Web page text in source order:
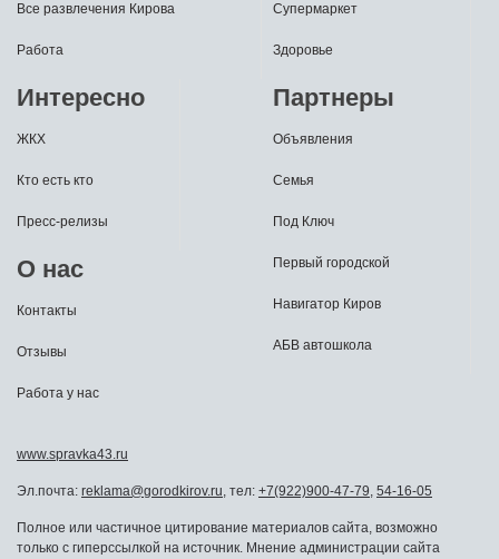
Все развлечения Кирова
Работа
Супермаркет
Здоровье
Интересно
ЖКХ
Кто есть кто
Пресс-релизы
О нас
Контакты
Отзывы
Работа у нас
Партнеры
Объявления
Семья
Под Ключ
Первый городской
Навигатор Киров
АБВ автошкола
www.spravka43.ru
Эл.почта: reklama@gorodkirov.ru, тел: +7(922)900-47-79, 54-16-05
Полное или частичное цитирование материалов сайта, возможно
только с гиперссылкой на источник. Мнение администрации сайта